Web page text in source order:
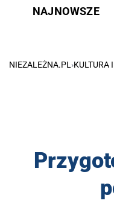
NAJNOWSZE
NIEZALEŻNA.PL ›KULTURA